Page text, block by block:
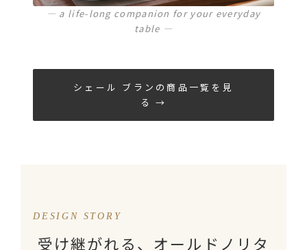
— a life-long companion for your everyday
table —
シェール ブランの商品一覧を見
る →
DESIGN STORY
受け継がれる、オールドノリタ